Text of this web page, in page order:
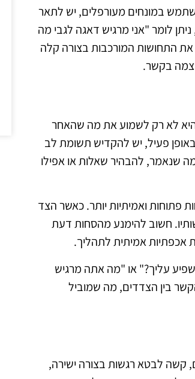
במונחים מעורפלים, יש לתאר
לומר "אני מרגיש דאגה לגבי מה
את התחושות המורכבות בצורה קלה
בקשר.
היא לא רק לשמוע את מה שהאחר
פעיל, יש להקדיש תשומת לב
שנאמר, להבהיר שאלות או אפילו
פתוחות ואמיתיות יותר. כאשר הצד
חשוב להימנע מהסחות דעת
אכפתיות אמיתית לתהליך.
עליך?" או "מה אתה מרגיש
בין הצדדים, מה שמוביל
קשה לבטא רגשות בצורה ישירה,